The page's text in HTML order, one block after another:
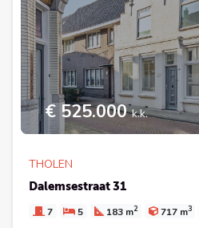
€ 525.000k.k.
THOLEN
Dalemsestraat 31
7 5 183 m2 717 m3